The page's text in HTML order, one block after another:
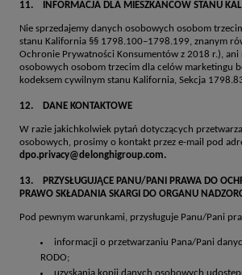
11. INFORMACJA DLA MIESZKANCOW STANU
Nie sprzedajemy danych osobowych osobom
stanu Kalifornia §§ 1798.100–1798.199, znanym
Ochronie Prywatności Konsumentów z 2018 r.),
osobowych osobom trzecim dla celów marketingu
kodeksem cywilnym stanu Kalifornia, Sekcja
12. DANE KONTAKTOWE
W razie jakichkolwiek pytań dotyczących
osobowych, prosimy o kontakt przez e-mail pod
dpo.privacy@delonghigroup.com.
13. PRZYSŁUGUJĄCE PANU/PANI PRAWA DO
PRAWO SKŁADANIA SKARGI DO ORGANU
Pod pewnym warunkami, przysługuje Panu/Pani
informacji o przetwarzaniu Pana/Pani
RODO;